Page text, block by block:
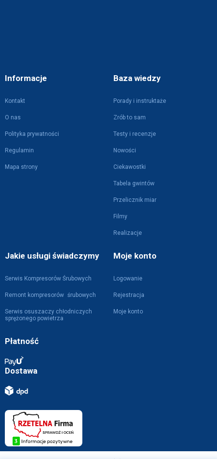
Informacje
Kontakt
O nas
Polityka prywatności
Regulamin
Mapa strony
Baza wiedzy
Porady i instruktaże
Zrób to sam
Testy i recenzje
Nowości
Ciekawostki
Tabela gwintów
Przelicznik miar
Filmy
Realizacje
Jakie usługi świadczymy
Serwis Kompresorów Śrubowych
Remont kompresorów śrubowych
Serwis osuszaczy chłodniczych
sprężonego powietrza
Moje konto
Logowanie
Rejestracja
Moje konto
Płatność
Dostawa